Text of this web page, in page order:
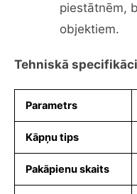
piestātnēm,
objektiem.
Tehniskā
Parametrs
Kāpņu tips
Pakāpienu skaits